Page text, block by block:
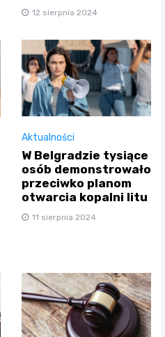
12 sierpnia 2024
Aktualności
W Belgradzie tysiące
osób demonstrowało
przeciwko planom
otwarcia kopalni litu
11 sierpnia 2024